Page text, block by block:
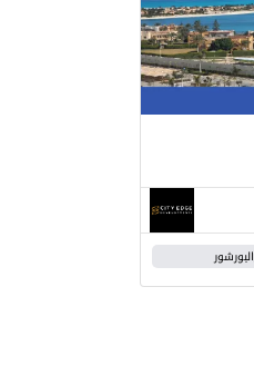
البورشور